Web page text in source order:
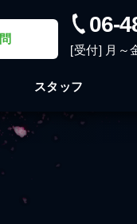
スタッフ
06-
[受付] 月～